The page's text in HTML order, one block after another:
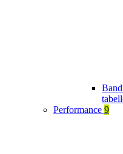
Performance 9